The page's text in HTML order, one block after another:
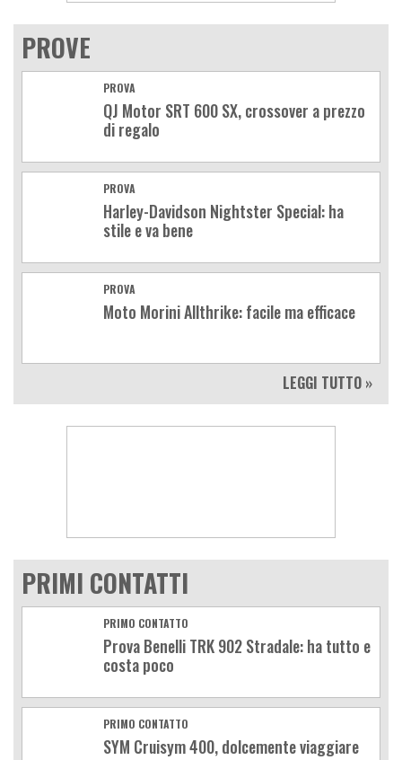
PROVE
PROVA
QJ Motor SRT 600 SX, crossover a prezzo
di regalo
PROVA
Harley-Davidson Nightster Special: ha
stile e va bene
PROVA
Moto Morini Allthrike: facile ma efficace
LEGGI TUTTO »
PRIMI CONTATTI
PRIMO CONTATTO
Prova Benelli TRK 902 Stradale: ha tutto e
costa poco
PRIMO CONTATTO
SYM Cruisym 400, dolcemente viaggiare